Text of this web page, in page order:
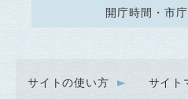
開庁時間・市
サイトの使い方 サイト